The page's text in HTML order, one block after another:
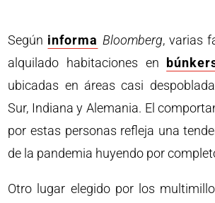
Según informa Bloomberg, varias
alquilado habitaciones en
ubicadas en áreas casi
Sur, Indiana y Alemania. El
por estas personas refleja una
de la pandemia huyendo por
Otro lugar elegido por los